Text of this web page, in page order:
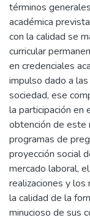
términos
académica
con la calidad se
curricular
en credenciales
impulso dado a
sociedad, ese
la participación en
obtención de este
programas de
proyección social
mercado laboral,
realizaciones y los
la calidad de la
minucioso de sus